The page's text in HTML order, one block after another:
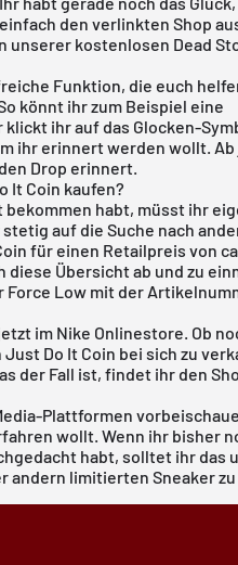
den verlinkten Shop
unserer kostenlosen Dead
Funktion, die euch
könnt ihr zum Beispiel eine
ihr auf das Glocken-
ihr erinnert werden wollt.
Drop erinnert.
It Coin kaufen?
bekommen habt, müsst ihr
auf die Suche nach
für einen Retailpreis von
Übersicht ab und zu
Low mit der
im Nike Onlinestore . Ob
Do It Coin bei sich zu
der Fall ist, findet ihr den
Plattformen
wollt. Wenn ihr bisher
habt, solltet ihr das
andern limitierten Sneaker zu